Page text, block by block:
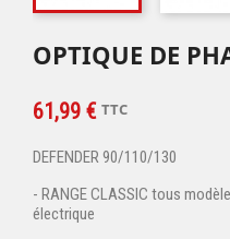
OPTIQUE DE
61,99 € TTC
DEFENDER 90/110/130
- RANGE CLASSIC tous
électrique